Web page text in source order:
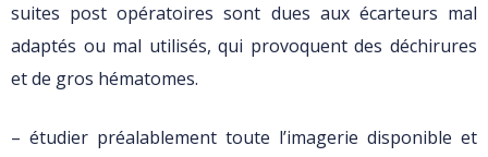
suites post opératoires sont dues aux écarteurs mal
adaptés ou mal utilisés, qui provoquent des déchirures
et de gros hématomes.
– étudier préalablement toute l’imagerie disponible et